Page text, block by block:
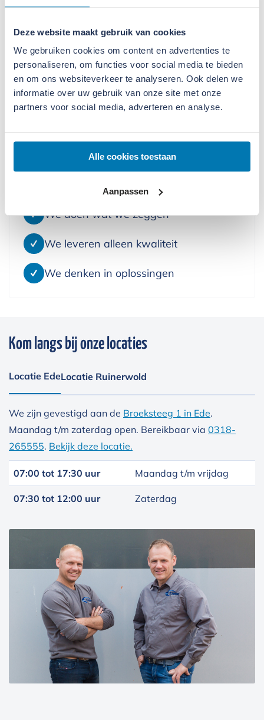
Deze website maakt gebruik van cookies
We gebruiken cookies om content en advertenties te
personaliseren, om functies voor social media te bieden
en om ons websiteverkeer te analyseren. Ook delen we
informatie over uw gebruik van onze site met onze
partners voor social media, adverteren en analyse.
Alle cookies toestaan
Aanpassen
Ik heb interesse deze machine te...
Kopen
Huren
Daarom kiest u voor Slemmer
We doen wat we zeggen
We leveren alleen kwaliteit
We denken in oplossingen
Kom langs bij onze locaties
Locatie EdeLocatie Ruinerwold
We zijn gevestigd aan de Broeksteeg 1 in Ede.
Maandag t/m zaterdag open. Bereikbaar via 0318-
265555. Bekijk deze locatie.
07:00 tot 17:30 uur Maandag t/m vrijdag
07:30 tot 12:00 uur Zaterdag